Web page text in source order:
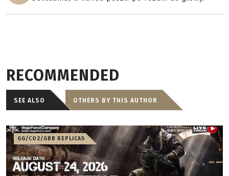
RECOMMENDED
SEE ALSO OTHERS BY THIS AUTHOR
GG/CO2/GBB REPLICAS